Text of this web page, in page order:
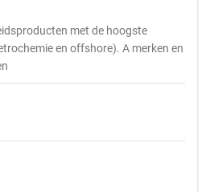
met de hoogste
en offshore). A merken en